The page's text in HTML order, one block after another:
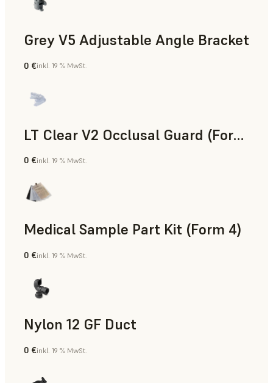
Grey V5 Adjustable Angle Bracket
Standard
0 €inkl. 19 % MwSt.
LT Clear V2 Occlusal Guard (Form 4)
Zahnmedizin
0 €inkl. 19 % MwSt.
Medical Sample Part Kit (Form 4)
Medizin
0 €inkl. 19 % MwSt.
Nylon 12 GF Duct
SLS-Pulver
0 €inkl. 19 % MwSt.